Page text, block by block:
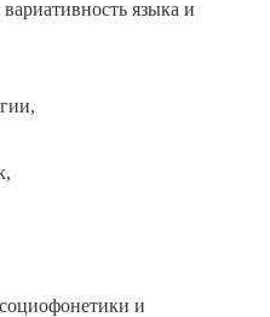
языка и
и